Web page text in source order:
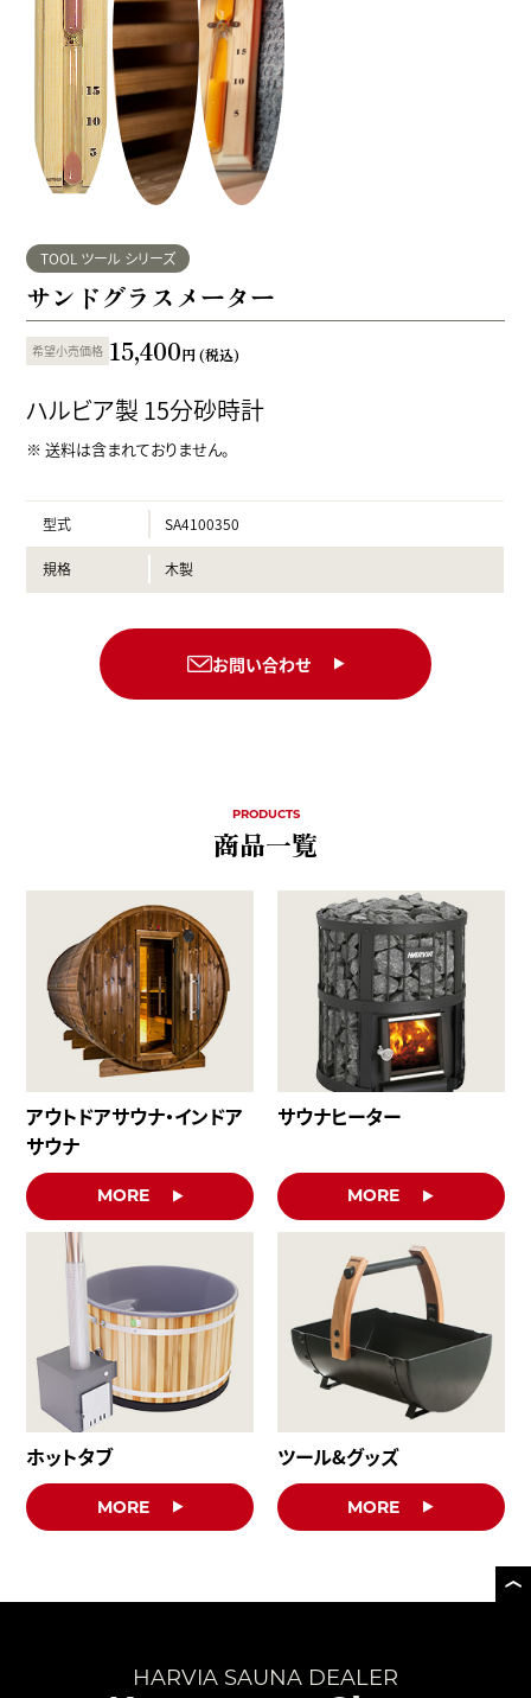
TOOL ツール シリーズ
サンドグラスメーター
希望小売価格 15,400 (税込)
ハルビア製 15分砂時計
※ 送料は含まれておりません。
型式 SA4100350
規格 木製
お問い合わせ
PRODUCTS
商品一覧
アウトドアサウナ・インドア
サウナ
MORE
サウナヒーター
MORE
ホットタブ
MORE
ツール&グッズ
MORE
HARVIA SAUNA DEALER